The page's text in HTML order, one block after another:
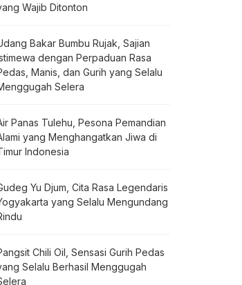
Wajib Ditonton
Bakar Bumbu Rujak, Sajian
dengan Perpaduan Rasa
Manis, dan Gurih yang Selalu
Selera
Panas Tulehu, Pesona Pemandian
yang Menghangatkan Jiwa di
Indonesia
Yu Djum, Cita Rasa Legendaris
yang Selalu Mengundang
Chili Oil, Sensasi Gurih Pedas
Selalu Berhasil Menggugah